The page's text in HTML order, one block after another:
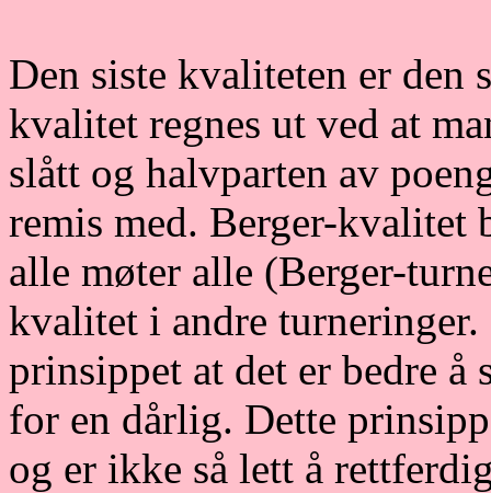
Den siste kvaliteten er den
kvalitet regnes ut ved at
slått og halvparten av
remis med. Berger-
alle møter alle (Berger-
kvalitet i andre
prinsippet at det er bedre å
for en dårlig. Dette
og er ikke så lett å